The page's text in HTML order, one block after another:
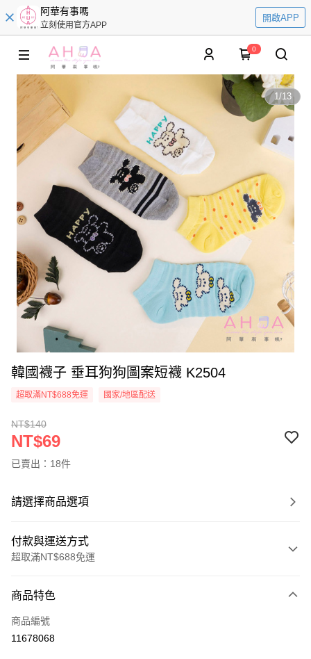
阿華有事嗎
立刻使用官方APP
開啟APP
0
1/13
韓國襪子 垂耳狗狗圖案短襪 K2504
超取滿NT$688免運 國家/地區配送
NT$140
NT$69
已賣出：18件
請選擇商品選項
付款與運送方式
超取滿NT$688免運
信用卡一次付款
超商取貨付款
商品特色
商品編號
11678068